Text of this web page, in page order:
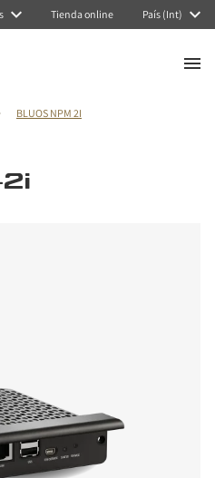
Tienda online País (Int)
BLUOS NPM 2I
2i